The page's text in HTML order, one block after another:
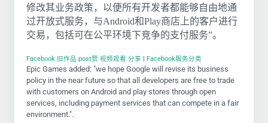
修改其业务政策，以便所有开发者都能够自由地通
过开放式服务，与Android和Play商店上的客户进行
交易，包括可在公平环境下竞争的支付服务”。
Facebook 旧作品 post赞 视频观看 分享 Facebook服务分类
Epic Games added: "we hope Google will revise its business
policy in the near future so that all developers are free to trade
with customers on Android and play stores through open
services, including payment services that can compete in a fair
environment.".